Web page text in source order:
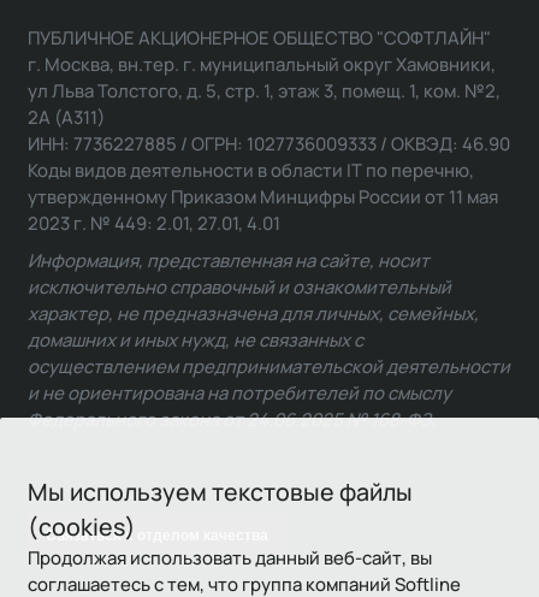
Мы используем текстовые файлы
(cookies)
Продолжая использовать данный веб-сайт, вы
соглашаетесь с тем, что группа компаний Softline
Связаться с отделом качества
ПУБЛИЧНОЕ АКЦИОНЕРНОЕ ОБЩЕСТВО "СОФТЛАЙН"
г. Москва, вн.тер. г. муниципальный округ Хамовники,
ул Льва Толстого, д. 5, стр. 1, этаж 3, помещ. 1, ком. №2,
2А (А311)
ИНН: 7736227885 / ОГРН: 1027736009333 / ОКВЭД: 46.90
Коды видов деятельности в области IT по перечню,
утвержденному Приказом Минцифры России от 11 мая
2023 г. № 449: 2.01, 27.01, 4.01
Информация, представленная на сайте, носит
исключительно справочный и ознакомительный
характер, не предназначена для личных, семейных,
домашних и иных нужд, не связанных с
осуществлением предпринимательской деятельности
и не ориентирована на потребителей по смыслу
Федерального закона от 24.06.2025 № 168-ФЗ.